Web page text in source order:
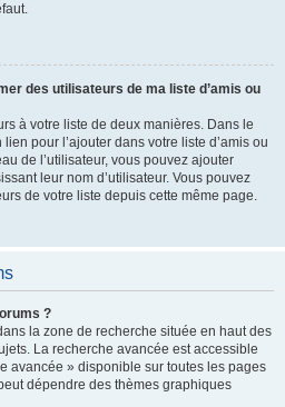
des utilisateurs de ma liste d’amis ou
à votre liste de deux manières. Dans le
pour l’ajouter dans votre liste d’amis ou
de l’utilisateur, vous pouvez ajouter
leur nom d’utilisateur. Vous pouvez
de votre liste depuis cette même page.
?
la zone de recherche située en haut des
La recherche avancée est accessible
avancée » disponible sur toutes les pages
dépendre des thèmes graphiques